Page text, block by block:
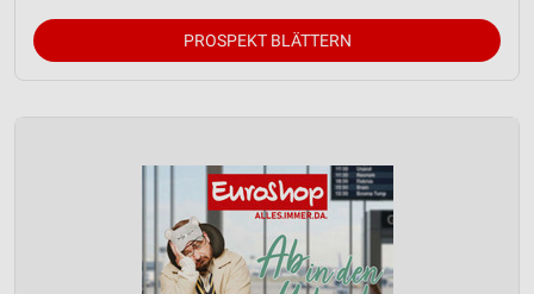
PROSPEKT BLÄTTERN